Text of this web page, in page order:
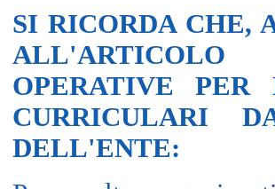
SI RICORDA CHE,
OPERATIVE
CURRICULARI
DELL'ENTE: